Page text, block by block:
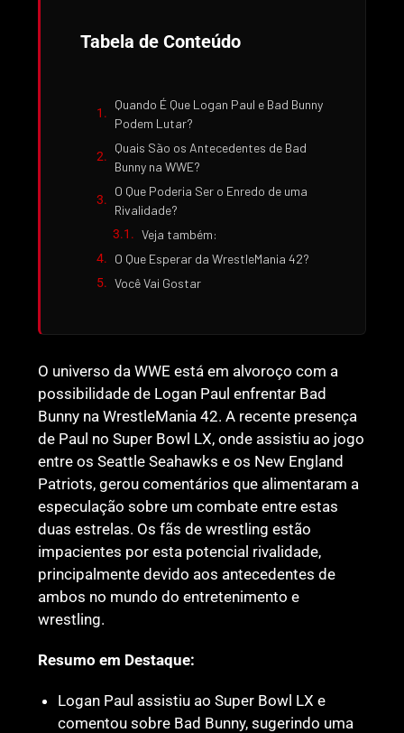
Tabela de Conteúdo
Quando É Que Logan Paul e Bad Bunny
Podem Lutar?
Quais São os Antecedentes de Bad
Bunny na WWE?
O Que Poderia Ser o Enredo de uma
Rivalidade?
Veja também:
O Que Esperar da WrestleMania 42?
Você Vai Gostar
O universo da WWE está em alvoroço com a
possibilidade de Logan Paul enfrentar Bad
Bunny na WrestleMania 42. A recente presença
de Paul no Super Bowl LX, onde assistiu ao jogo
entre os Seattle Seahawks e os New England
Patriots, gerou comentários que alimentaram a
especulação sobre um combate entre estas
duas estrelas. Os fãs de wrestling estão
impacientes por esta potencial rivalidade,
principalmente devido aos antecedentes de
ambos no mundo do entretenimento e
wrestling.
Resumo em Destaque:
Logan Paul assistiu ao Super Bowl LX e
comentou sobre Bad Bunny, sugerindo uma